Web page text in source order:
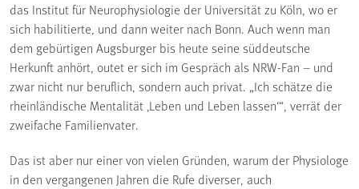
das Institut für Neurophysiologie der Universität zu Köln, wo er
sich habilitierte, und dann weiter nach Bonn. Auch wenn man
dem gebürtigen Augsburger bis heute seine süddeutsche
Herkunft anhört, outet er sich im Gespräch als NRW-Fan – und
zwar nicht nur beruflich, sondern auch privat. „Ich schätze die
rheinländische Mentalität ‚Leben und Leben lassen‘“, verrät der
zweifache Familienvater.
Das ist aber nur einer von vielen Gründen, warum der Physiologe
in den vergangenen Jahren die Rufe diverser, auch